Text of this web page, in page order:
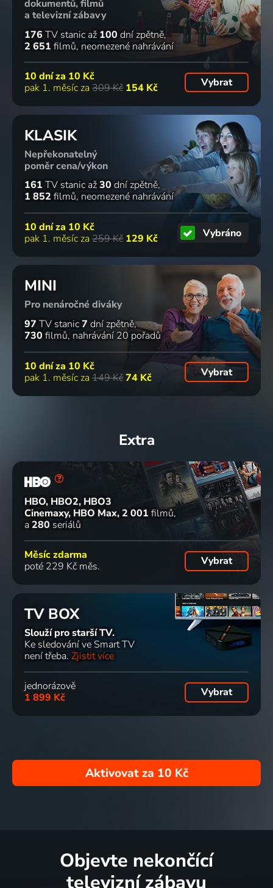
dokumentů, filmů
a televizní zábavy
176 TV stanic až 100 dní zpětně
2 651 filmů neomezené nahrávání
10 dní za 10 Kč
pak 1. měsíc za 309 Kč 154 Kč Vybrat
KLASIK
Nepřekonatelný
poměr cena/výkon
161 TV stanic až30 dní zpětně
1 852 filmů neomezené nahrávání
10 dní za 10 Kč
pak 1. měsíc za 259 Kč 129 Kč Vybráno
MINI
Pro nenáročné diváky
97 TV stanic7 dní zpětně
730 filmů nahrávání 20 pořadů
10 dní za 10 Kč
pak 1. měsíc za 149 Kč74 Kč Vybrat
Extra
HBO, HBO2, HBO3
Cinemaxy, HBO Max 2 001 filmů
a 280 seriálů
Měsíc zdarma
poté 229 Kč měs.
Vybrat
TV BOX
Slouží pro starší TV.
Ke sledování ve Smart TV
není třeba. Zjistit více
jednorázově
1 899 Kč
Vybrat
Aktivovat za 10 Kč
Objevte nekončící
televizní zábavu